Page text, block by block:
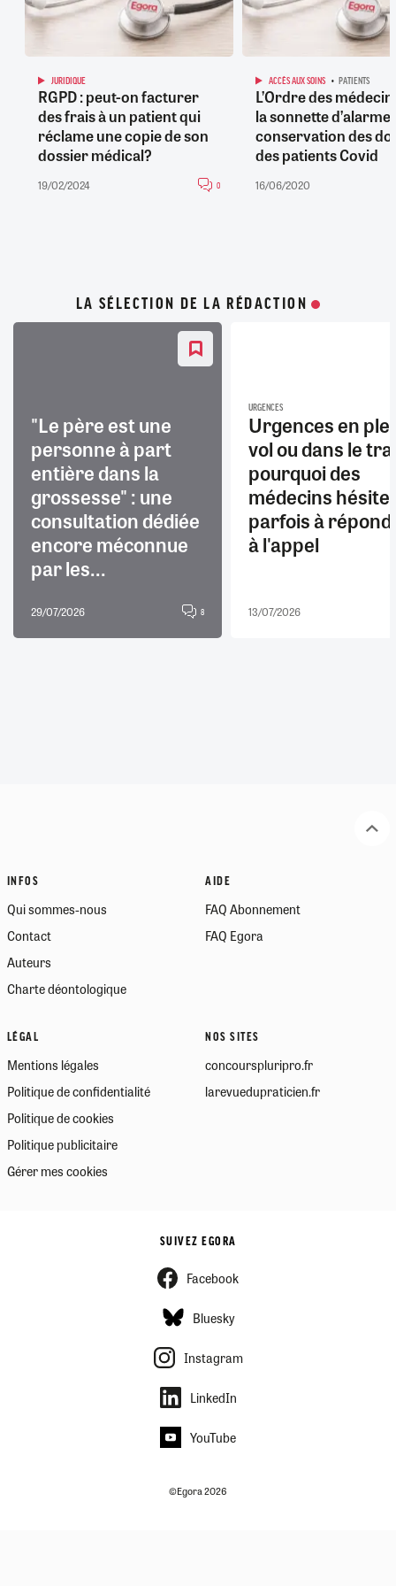
Enfin, il est à noter que la CNIL a établi un référentiel
destiné à la gestion des cabinets médicaux et
paramédicaux mis en œuvre à des fins de prévention, de
diagnostic ou de gestion administrative dans sa
délibération n°2020-081 du 18 juin 2020.
JURIDIQUE
RGPD : peut-on facturer
des frais à un patient qui
réclame une copie de son
dossier médical?
19/02/2024 0
ACCÈS AUX SOINS PATIENTS
L’Ordre des
la sonnette d’alarme
conservation des
des patients Covid
16/06/2020
LA SÉLECTION DE LA RÉDACTION
"Le père est une
personne à part
entière dans la
grossesse" : une
consultation dédiée
encore méconnue
par les...
29/07/2026 8
URGENCES
Urgences en
vol ou dans le
pourquoi des
médecins
parfois à
à l'appel
13/07/2026
INFOS
Qui sommes-nous
Contact
Auteurs
Charte déontologique
AIDE
FAQ Abonnement
FAQ Egora
LÉGAL
Mentions légales
Politique de confidentialité
Politique de cookies
Politique publicitaire
Gérer mes cookies
NOS SITES
concourspluripro.fr
larevuedupraticien.fr
SUIVEZ EGORA
Facebook
Bluesky
Instagram
LinkedIn
YouTube
©Egora 2026